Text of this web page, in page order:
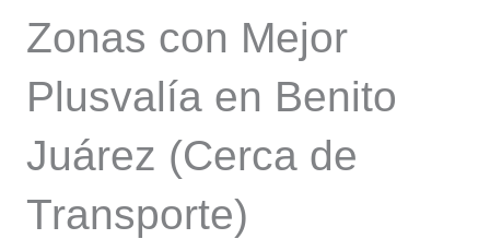
Zonas con Mejor
Plusvalía en Benito
Juárez (Cerca de
Transporte)